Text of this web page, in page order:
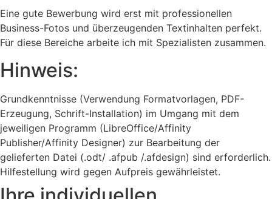
Eine gute Bewerbung wird erst mit professionellen
Business-Fotos und überzeugenden Textinhalten perfekt.
Für diese Bereiche arbeite ich mit Spezialisten zusammen.
Hinweis:
Grundkenntnisse (Verwendung Formatvorlagen, PDF-
Erzeugung, Schrift-Installation) im Umgang mit dem
jeweiligen Programm (LibreOffice/Affinity
Publisher/Affinity Designer) zur Bearbeitung der
gelieferten Datei (.odt/ .afpub /.afdesign) sind erforderlich.
Hilfestellung wird gegen Aufpreis gewährleistet.